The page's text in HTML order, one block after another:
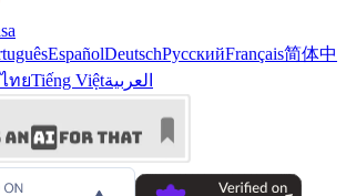
EspañolDeutschРусскийFrançais简体中
ไทยTiếng Việtالعربية